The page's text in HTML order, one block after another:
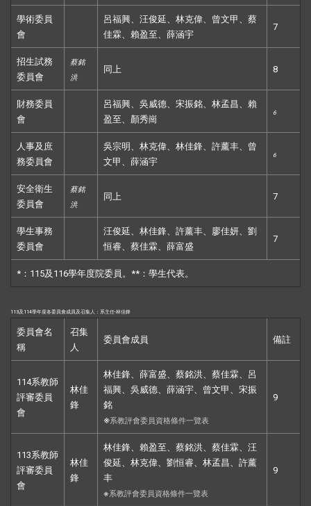
學術委員
會
呂福興、汪俊延、林克偉、曾文甲、蔡
佳霖、賴盈至、薛涵宇
7
招生試務
委員會
蔡銘
洪
同上 8
財務委員
會
呂福興、吳威德、宋振銘、林孟昌、賴
盈至、顏秀崗
6
人事及庶
務委員會
吳宗明、林克偉、林佳鋒、許薰丰、曾
文甲、薛涵宇
6
安全衛生
委員會
蔡銘
洪
同上 7
學生事務
委員會
汪俊延、林佳鋒、許薰丰、廖佳妍、劉
恒睿、蔡佳霖、薛富盛
7
*：115及116學年度院委員。**：學生代表。
113及114學年度各委員會成員及召集人： 系主任-林佳鋒
委員會名
稱
召集
人
委員會成員 備註
114系教師
評審委員
會
林佳
鋒
林佳鋒、薛富盛、蔡銘洪、蔡佳霖、呂
福興、吳威德、薛涵宇、曾文甲、宋振
銘
※系教評會委員資格條件一覽表
9
113系教師
評審委員
會
林佳
鋒
林佳鋒、賴盈至、蔡銘洪、蔡佳霖、汪
俊延、林克偉、劉恒睿、林孟昌、許薰
丰
※系教評會委員資格條件一覽表
9